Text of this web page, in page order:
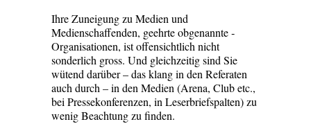
Ihre Zuneigung zu Medien und
Medienschaffenden, geehrte obgenannte ­
Organisationen, ist offensichtlich nicht
sonderlich gross. Und gleichzeitig sind ­­Sie
wütend darüber – das klang in den Referaten
auch durch – in den Medien (Arena, Club etc.,
bei Pressekonferenzen, in Leserbriefspalten) zu
wenig Beachtung zu finden.